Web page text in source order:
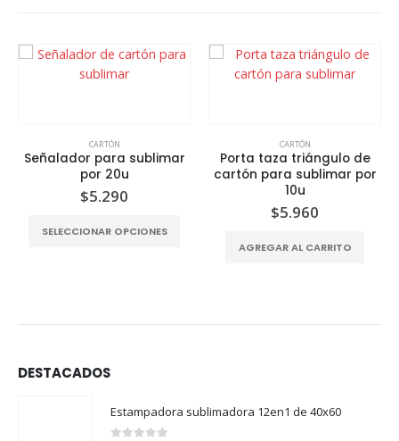
sublimar
OPCIONES
Porta taza triángulo de
cartón para sublimar por
AGREGAR AL CARRITO
Caja plateada
sublimable
AGREGAR AL
DESTACADOS
Estampadora sublimadora 12en1 de 40x60